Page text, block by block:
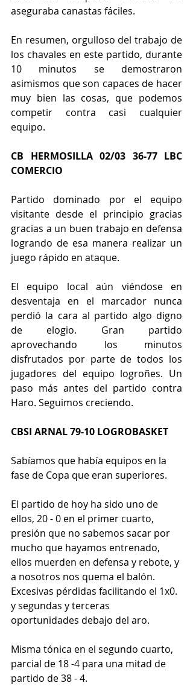
aseguraba canastas fáciles.
En resumen, orgulloso del trabajo de
los chavales en este partido, durante
10 minutos se demostraron
asimismos que son capaces de hacer
muy bien las cosas, que podemos
competir contra casi cualquier
equipo.
CB HERMOSILLA 02/03 36-77 LBC
COMERCIO
Partido dominado por el equipo
visitante desde el principio gracias
gracias a un buen trabajo en defensa
logrando de esa manera realizar un
juego rápido en ataque.
El equipo local aún viéndose en
desventaja en el marcador nunca
perdió la cara al partido algo digno
de elogio. Gran partido
aprovechando los minutos
disfrutados por parte de todos los
jugadores del equipo logroñes. Un
paso más antes del partido contra
Haro. Seguimos creciendo.
CBSI ARNAL 79-10 LOGROBASKET
Sabíamos que había equipos en la
fase de Copa que eran superiores.
El partido de hoy ha sido uno de
ellos, 20 - 0 en el primer cuarto,
presión que no sabemos sacar por
mucho que hayamos entrenado,
ellos muerden en defensa y rebote, y
a nosotros nos quema el balón.
Excesivas pérdidas facilitando el 1x0.
y segundas y terceras
oportunidades debajo del aro.
Misma tónica en el segundo cuarto,
parcial de 18 -4 para una mitad de
partido de 38 - 4.